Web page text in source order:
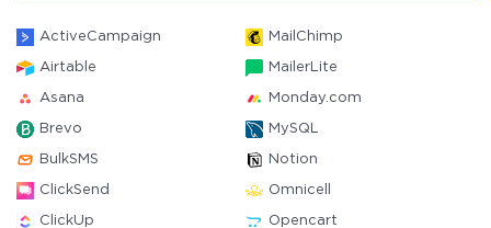
ActiveCampaign MailChimp
Airtable MailerLite
Asana Monday.com
Brevo MySQL
BulkSMS Notion
ClickSend Omnicell
ClickUp Opencart